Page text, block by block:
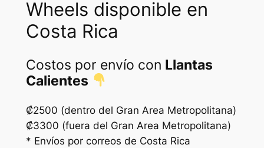
n
d
e
m
c
a
n
t
i
Wheels disponible en
Costa Rica
Costos por envío con Llantas
Calientes
₡2500 (dentro del Gran Area Metropolitana)
₡3300 (fuera del Gran Area Metropolitana)
* Envíos por correos de Costa Rica